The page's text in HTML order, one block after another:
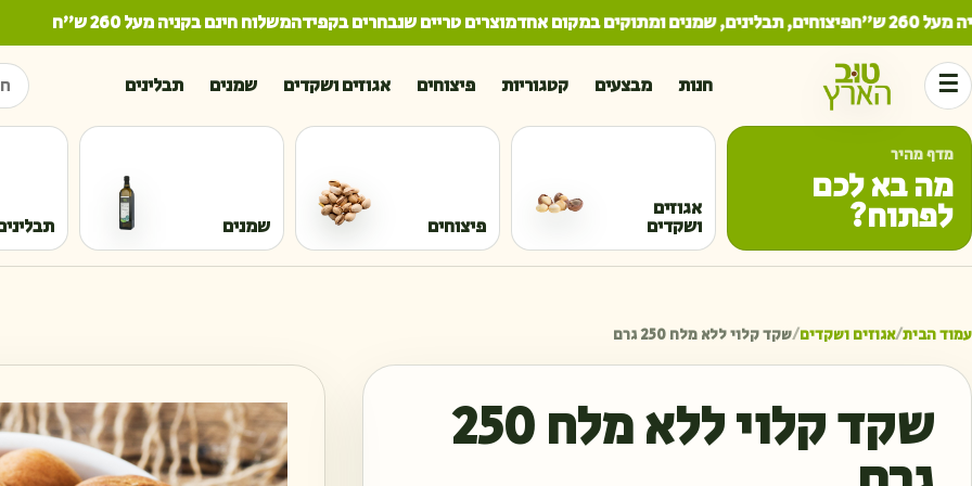
ש"ח פיצוחים, תבלינים, שמנים ומתוקים במקום אחדמוצרים טריים שנבחרים בקפידהמשלוח חינם בקניה מעל 260 ש"ח
☰ חנות מבצעים קטגוריות פיצוחים אגוזים ושקדים שמנים תבלינים
מדף מהיר
מה בא לכם
לפתוח? אגוזים
ושקדים פיצוחים שמנים
עמוד הבית/אגוזים ושקדים/שקד קלוי ללא מלח 250 גרם
שקד קלוי ללא מלח 250